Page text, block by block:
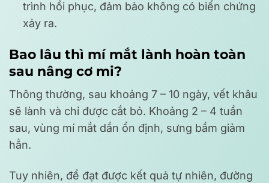
trình hồi phục, đảm bảo không có biến chứng
xảy ra.
Bao lâu thì mí mắt lành hoàn toàn
sau nâng cơ mi?
Thông thường, sau khoảng 7 – 10 ngày, vết khâu
sẽ lành và chỉ được cắt bỏ. Khoảng 2 – 4 tuần
sau, vùng mí mắt dần ổn định, sưng bầm giảm
hẳn.
Tuy nhiên, để đạt được kết quả tự nhiên, đường